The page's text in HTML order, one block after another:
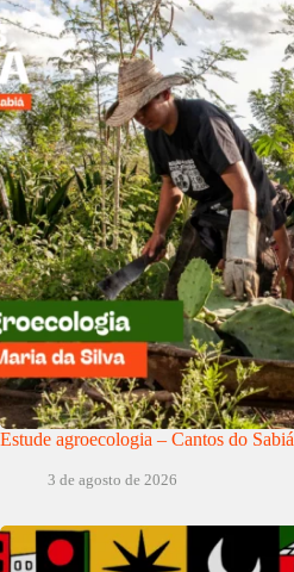
Estude agroecologia – Cantos do Sabiá
3 de agosto de 2026